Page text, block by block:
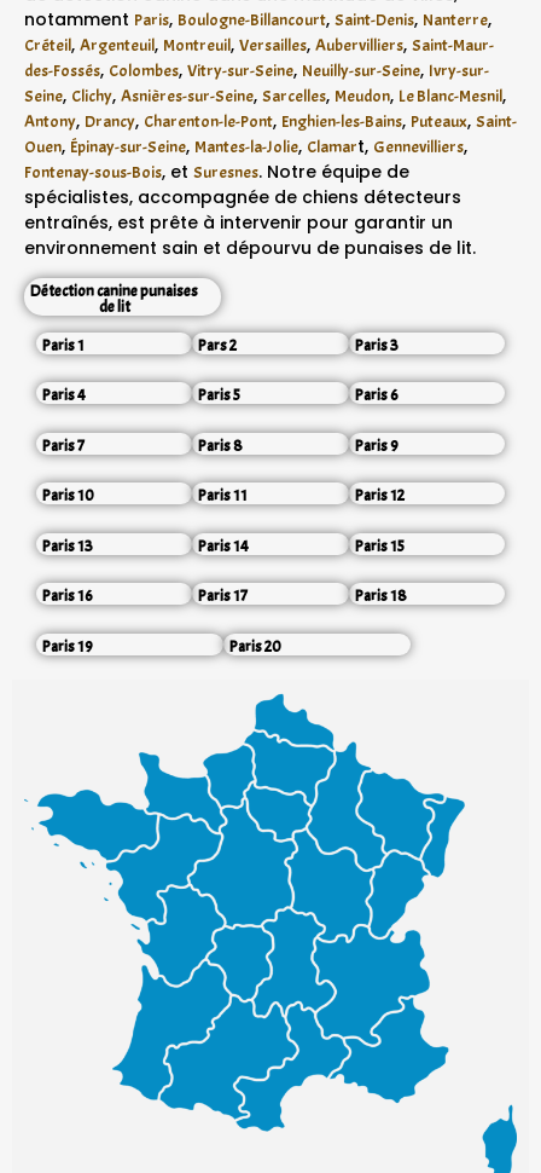
notamment Paris, Boulogne-Billancourt, Saint-Denis, Nanterre,
Créteil, Argenteuil, Montreuil, Versailles, Aubervilliers, Saint-Maur-
des-Fossés, Colombes, Vitry-sur-Seine, Neuilly-sur-Seine, Ivry-sur-
Seine, Clichy, Asnières-sur-Seine, Sarcelles, Meudon, Le Blanc-Mesnil,
Antony, Drancy, Charenton-le-Pont, Enghien-les-Bains, Puteaux, Saint-
Ouen, Épinay-sur-Seine, Mantes-la-Jolie, Clamart, Gennevilliers,
Fontenay-sous-Bois, et Suresnes. Notre équipe de
spécialistes, accompagnée de chiens détecteurs
entraînés, est prête à intervenir pour garantir un
environnement sain et dépourvu de punaises de lit.
Détection canine punaises
de lit
Paris 1
Pars 2 Paris 3
Paris 4 Paris 5 Paris 6
Paris 7 Paris 8 Paris 9
Paris 10 Paris 11 Paris 12
Paris 13 Paris 14 Paris 15
Paris 16 Paris 17 Paris 18
Paris 19 Paris 20